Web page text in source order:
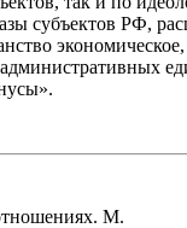
субъектов РФ,
М.